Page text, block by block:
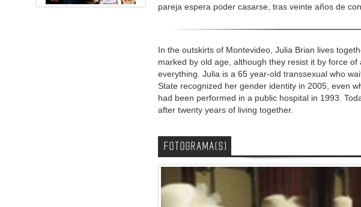
pareja espera poder casarse, tras veinte años de
In the outskirts of Montevideo, Julia Brian lives
marked by old age, although they resist it by force
everything. Julia is a 65 year-old transsexual who
State recognized her gender identity in 2005, even
had been performed in a public hospital in 1993.
after twenty years of living together.
FOTOGRAMA(S)